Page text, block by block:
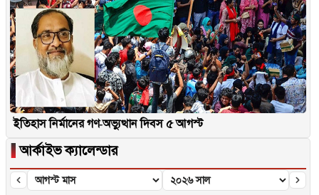
ইতিহাস নির্মানের গণ-অভ্যুত্থান দিবস ৫ আগস্ট
▐আর্কাইভ ক্যালেন্ডার